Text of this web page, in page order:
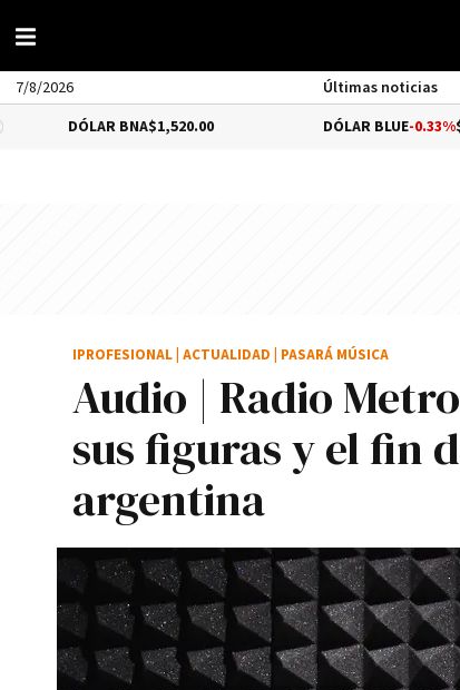
7/8/2026 Últimas noticias
BNA
$1,520.00 -0.33%$1,525.00
Audio | Radio
sus figuras y el fin
argentina
IPROFESIONAL ACTUALIDAD PASARÁ MÚSICA